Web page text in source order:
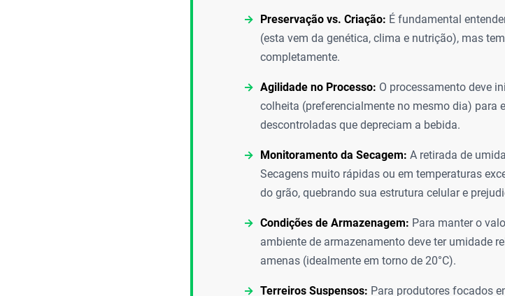
Preservação vs. Criação: É fundamental
(esta vem da genética, clima e nutrição), mas
completamente.
Agilidade no Processo: O processamento deve
colheita (preferencialmente no mesmo dia) para
descontroladas que depreciam a bebida.
Monitoramento da Secagem: A retirada de
Secagens muito rápidas ou em temperaturas
do grão, quebrando sua estrutura celular e
Condições de Armazenagem: Para manter o
ambiente de armazenamento deve ter umidade
amenas (idealmente em torno de 20°C).
Terreiros Suspensos: Para produtores focados